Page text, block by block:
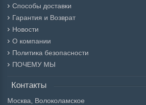
Способы доставки
Гарантия и Возврат
Новости
О компании
Политика безопасности
ПОЧЕМУ МЫ
Контакты
Москва, Волоколамское